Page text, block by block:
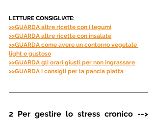
LETTURE CONSIGLIATE:
>>GUARDA altre ricette con i legumi
>>GUARDA altre ricette con insalate
>>GUARDA come avere un contorno vegetale
light e gustoso
>>GUARDA gli orari giusti per non ingrassare
>>GUARDA i consigli per la pancia piatta
2 Per gestire lo stress cronico -->